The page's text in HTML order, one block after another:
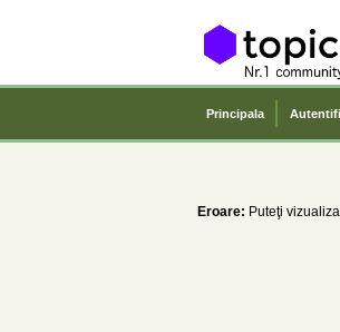
Principala
Eroare: Puteţi